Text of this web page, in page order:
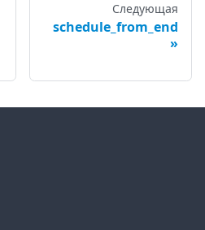
Следующая
schedule_from_end